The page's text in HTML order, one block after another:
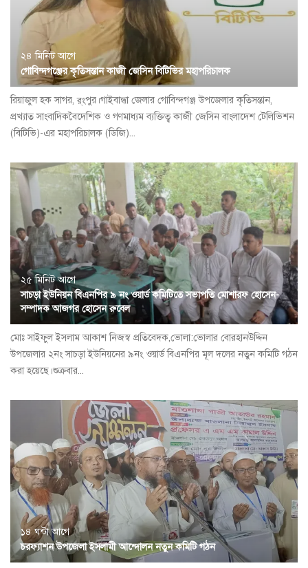
২৪ মিনিট আগে
গোবিন্দগঞ্জের কৃতিসন্তান কাজী জেসিন বিটিভির মহাপরিচালক
রিয়াজুল হক সাগর, র্ংপুর।গাইবান্ধা জেলার গোবিন্দগঞ্জ উপজেলার কৃতিসন্তান,
প্রখ্যাত সাংবাদিকবৈদেশিক ও গণমাধ্যম ব্যক্তিত্ব কাজী জেসিন বাংলাদেশ টেলিভিশন
(বিটিভি)-এর মহাপরিচালক (ডিজি)...
২৫ মিনিট আগে
সাচড়া ইউনিয়ন বিএনপির ৯ নং ওয়ার্ড কমিটিতে সভাপতি মোশারফ হোসেন-
সম্পাদক আজগর হোসেন রুবেল
মোঃ সাইফুল ইসলাম আকাশ নিজস্ব প্রতিবেদক,ভোলা:ভোলার বোরহানউদ্দিন
উপজেলার ২নং সাচড়া ইউনিয়নের ৯নং ওয়ার্ড বিএনপির মূল দলের নতুন কমিটি গঠন
করা হয়েছে।শুক্রবার...
১৪ ঘন্টা আগে
চরফ্যাশন উপজেলা ইসলামী আন্দোলন নতুন কমিটি গঠন